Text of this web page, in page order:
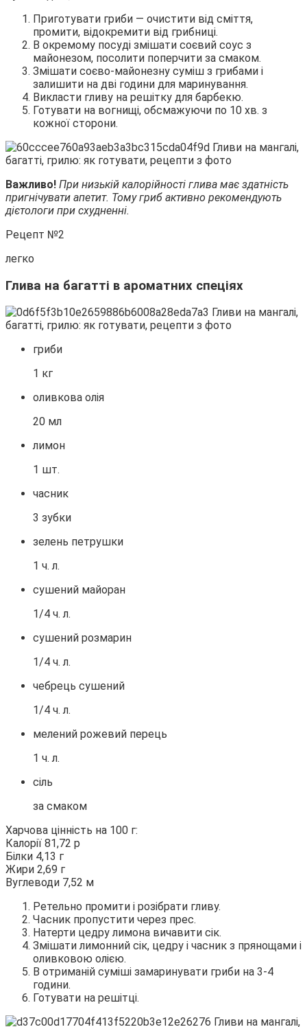
Приготувати гриби — очистити від сміття,
промити, відокремити від грибниці.
В окремому посуді змішати соєвий соус з
майонезом, посолити поперчити за смаком.
Змішати соєво-майонезну суміш з грибами і
залишити на дві години для маринування.
Викласти гливу на решітку для барбекю.
Готувати на вогнищі, обсмажуючи по 10 хв. з
кожної сторони.
Важливо! При низькій калорійності глива має здатність
пригнічувати апетит. Тому гриб активно рекомендують
дієтологи при схудненні.
Рецепт №2
легко
Глива на багатті в ароматних спеціях
гриби
1 кг
оливкова олія
20 мл
лимон
1 шт.
часник
3 зубки
зелень петрушки
1 ч. л.
сушений майоран
1/4 ч. л.
сушений розмарин
1/4 ч. л.
чебрець сушений
1/4 ч. л.
мелений рожевий перець
1 ч. л.
сіль
за смаком
Харчова цінність на 100 г:
Калорії 81,72 р
Білки 4,13 г
Жири 2,69 г
Вуглеводи 7,52 м
Ретельно промити і розібрати гливу.
Часник пропустити через прес.
Натерти цедру лимона вичавити сік.
Змішати лимонний сік, цедру і часник з прянощами і
оливковою олією.
В отриманій суміші замаринувати гриби на 3-4
години.
Готувати на решітці.